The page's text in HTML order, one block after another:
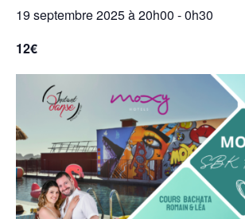
19 septembre 2025 à 20h00 -0h30
12€